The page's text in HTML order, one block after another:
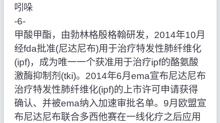
吲哚
‑6‑
甲酸甲酯，由勃林格殷格翰研发，2014年10月
经fda批准(尼达尼布)用于治疗特发性肺纤维化
(ipf)，成为唯一一个获准用于治疗ipf的酪氨酸
激酶抑制剂(tki)。2014年6月ema宣布尼达尼布
治疗特发性肺纤维化(ipf)的上市许可申请获得
确认、并被ema纳入加速审批名单。9月欧盟宣
布尼达尼布联合多西他赛在一线化疗之后应用